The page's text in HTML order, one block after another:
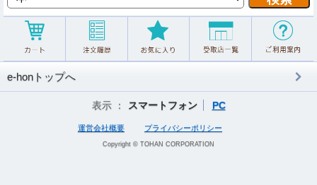
e-honトップへ
表示 ： スマートフォン PC
運営会社概要 プライバシーポリシー
Copyright © TOHAN CORPORATION